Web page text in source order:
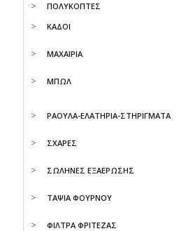
ΠΟΛΥΚΟΠΤΕΣ
ΚΑΔΟΙ
ΜΑΧΑΙΡΙΑ
ΜΠΩΛ
ΡΑΟΥΛΑ-ΕΛΑΤΗΡΙΑ-ΣΤΗΡΙΓΜΑΤΑ
ΣΧΑΡΕΣ
ΣΩΛΗΝΕΣ ΕΞΑΕΡΩΣΗΣ
ΤΑΨΙΑ ΦΟΥΡΝΟΥ
ΦΙΛΤΡΑ ΦΡΙΤΕΖΑΣ